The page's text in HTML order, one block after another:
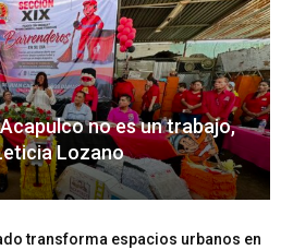
no es un trabajo,
Lozano
transforma espacios urbanos en